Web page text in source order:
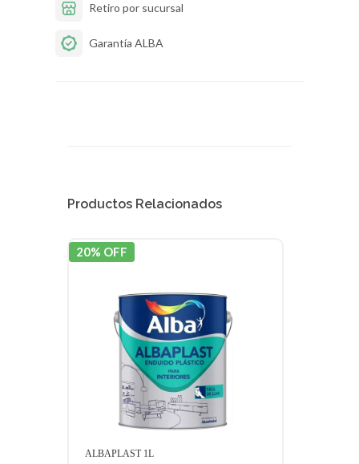
Retiro por sucursal
Garantía ALBA
Productos Relacionados
20% OFF
ALBAPLAST 1L